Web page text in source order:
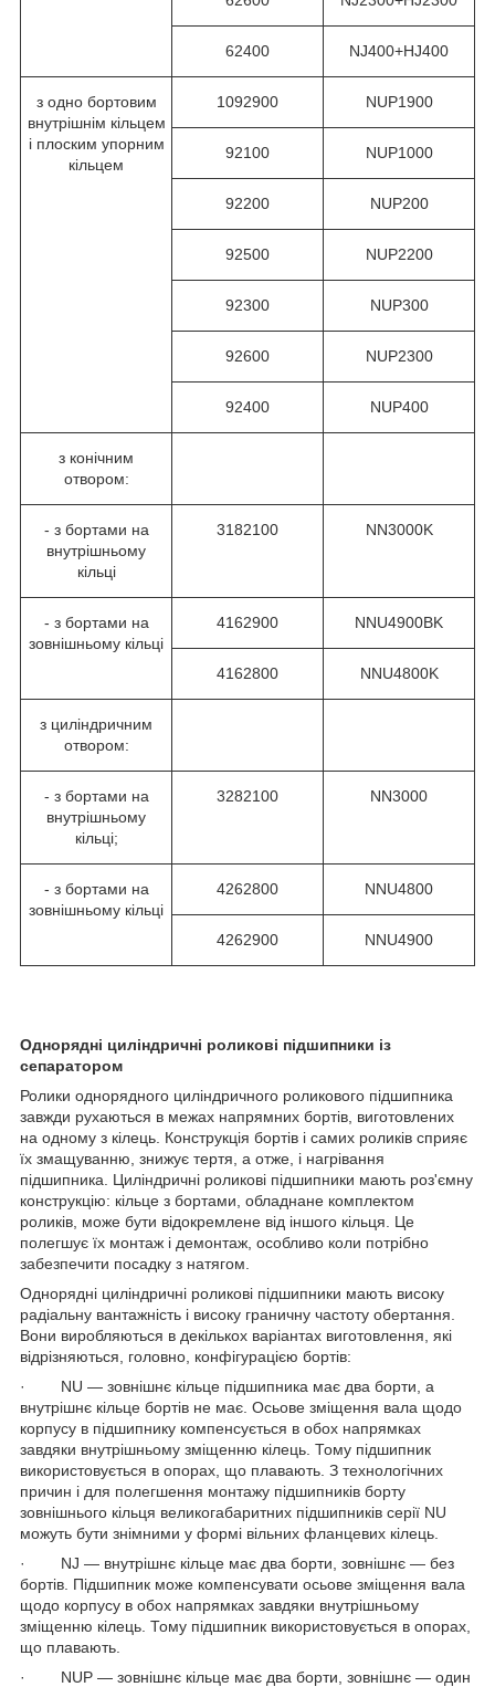
62400 NJ400+HJ400
з одно бортовим
внутрішнім кільцем
і плоским упорним
кільцем
1092900 NUP1900
92100 NUP1000
92200 NUP200
92500 NUP2200
92300 NUP300
92600 NUP2300
92400 NUP400
з конічним
отвором:
- з бортами на
внутрішньому
кільці
3182100 NN3000K
- з бортами на
зовнішньому кільці
4162900 NNU4900BK
4162800 NNU4800K
з циліндричним
отвором:
- з бортами на
внутрішньому
кільці;
3282100 NN3000
- з бортами на
зовнішньому кільці
4262800 NNU4800
4262900 NNU4900
Однорядні циліндричні роликові підшипники із
сепаратором
Ролики однорядного циліндричного роликового підшипника
завжди рухаються в межах напрямних бортів, виготовлених
на одному з кілець. Конструкція бортів і самих роликів сприяє
їх змащуванню, знижує тертя, а отже, і нагрівання
підшипника. Циліндричні роликові підшипники мають роз'ємну
конструкцію: кільце з бортами, обладнане комплектом
роликів, може бути відокремлене від іншого кільця. Це
полегшує їх монтаж і демонтаж, особливо коли потрібно
забезпечити посадку з натягом.
Однорядні циліндричні роликові підшипники мають високу
радіальну вантажність і високу граничну частоту обертання.
Вони виробляються в декількох варіантах виготовлення, які
відрізняються, головно, конфігурацією бортів:
· NU — зовнішнє кільце підшипника має два борти, а
внутрішнє кільце бортів не має. Осьове зміщення вала щодо
корпусу в підшипнику компенсується в обох напрямках
завдяки внутрішньому зміщенню кілець. Тому підшипник
використовується в опорах, що плавають. З технологічних
причин і для полегшення монтажу підшипників борту
зовнішнього кільця великогабаритних підшипників серії NU
можуть бути знімними у формі вільних фланцевих кілець.
· NJ — внутрішнє кільце має два борти, зовнішнє — без
бортів. Підшипник може компенсувати осьове зміщення вала
щодо корпусу в обох напрямках завдяки внутрішньому
зміщенню кілець. Тому підшипник використовується в опорах,
що плавають.
· NUP — зовнішнє кільце має два борти, зовнішнє — один